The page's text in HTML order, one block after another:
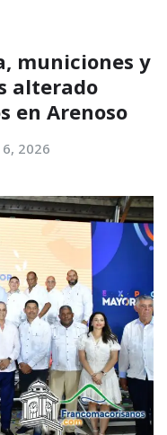
municiones y
alterado
en Arenoso
2026